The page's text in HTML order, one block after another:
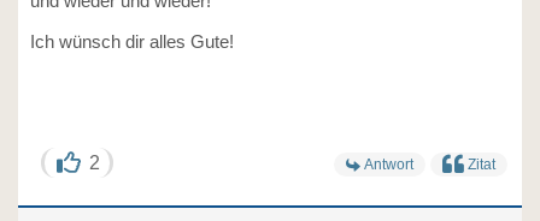
Ich wünsch dir alles Gute!
2 Antwort Zitat